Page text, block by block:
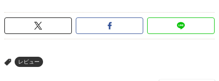
> レビュー